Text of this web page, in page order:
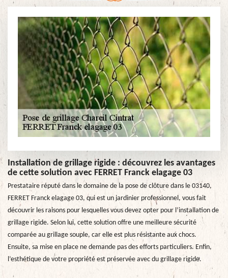
Installation de grillage rigide : découvrez les avantages
de cette solution avec FERRET Franck elagage 03
Prestataire réputé dans le domaine de la pose de clôture dans le 03140,
FERRET Franck elagage 03, qui est un jardinier professionnel, vous fait
découvrir les raisons pour lesquelles vous devez opter pour l’installation de
grillage rigide. Selon lui, cette solution offre une meilleure sécurité
comparée au grillage souple, car elle est plus résistante aux chocs.
Ensuite, sa mise en place ne demande pas des efforts particuliers. Enfin,
l’esthétique de votre propriété est préservée avec du grillage rigide.